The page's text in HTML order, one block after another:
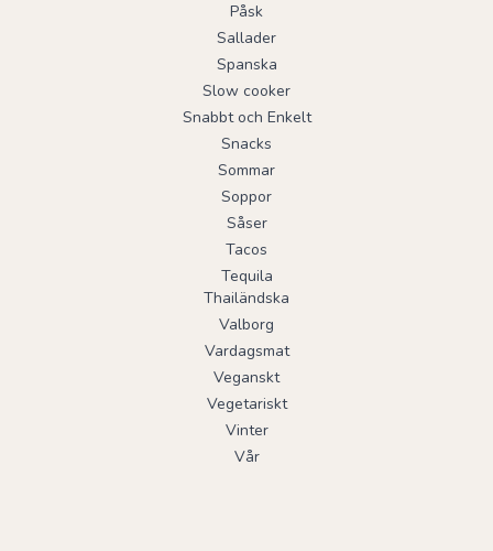
Påsk
Sallader
Spanska
Slow cooker
Snabbt och Enkelt
Snacks
Sommar
Soppor
Såser
Tacos
Tequila
Thailändska
Valborg
Vardagsmat
Veganskt
Vegetariskt
Vinter
Vår